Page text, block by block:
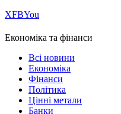
ХFBYou
Економіка та фінанси
Всі новини
Економіка
Фінанси
Політика
Цінні метали
Банки